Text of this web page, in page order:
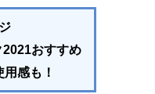
おすすめ
感も！